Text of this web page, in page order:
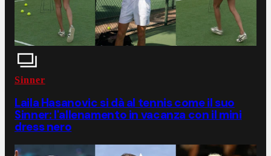
Sinner
Laila Hasanovic si dà al tennis come il suo
Sinner: l'allenamento in vacanza con il mini
dress nero